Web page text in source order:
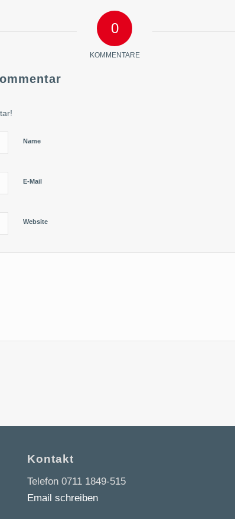
0
KOMMENTARE
Name
E-Mail
Website
Kontakt
Telefon 0711 1849-515
Email schreiben